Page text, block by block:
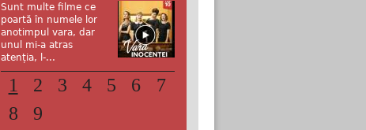
Sunt multe filme ce
poartă în numele lor
anotimpul vara, dar
unul mi-a atras
atenția, l-...
1 2 3 4 5 6
7
8
9